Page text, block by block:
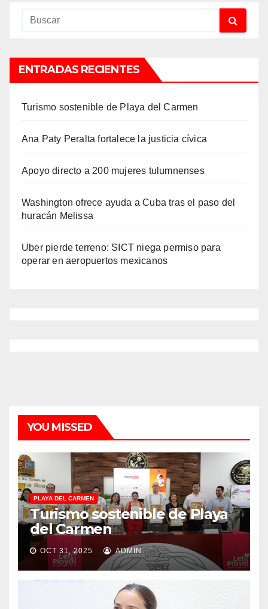
ENTRADAS RECIENTES
Turismo sostenible de Playa del Carmen
Ana Paty Peralta fortalece la justicia cívica
Apoyo directo a 200 mujeres tulumnenses
Washington ofrece ayuda a Cuba tras el paso del
huracán Melissa
Uber pierde terreno: SICT niega permiso para
operar en aeropuertos mexicanos
YOU MISSED
PLAYA DEL CARMEN
Turismo sostenible de Playa
del Carmen
OCT 31, 2025 ADMIN